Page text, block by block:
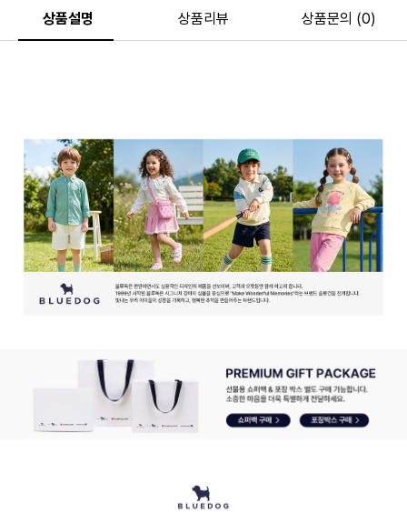
상품설명 상품리뷰 상품문의 (0)